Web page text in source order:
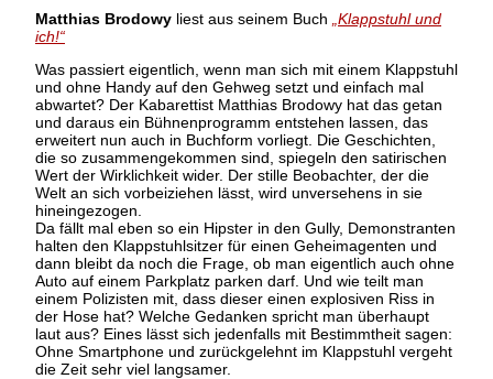
Matthias Brodowy liest aus seinem Buch
„Klappstuhl und
ich!“
Was passiert eigentlich, wenn man sich mit einem Klappstuhl
und ohne Handy auf den Gehweg setzt und einfach mal
abwartet? Der Kabarettist Matthias Brodowy hat das getan
und daraus ein Bühnenprogramm entstehen lassen, das
erweitert nun auch in Buchform vorliegt. Die Geschichten,
die so zusammengekommen sind, spiegeln den satirischen
Wert der Wirklichkeit wider. Der stille Beobachter, der die
Welt an sich vorbeiziehen lässt, wird unversehens in sie
hineingezogen.
Da fällt mal eben so ein Hipster in den Gully, Demonstranten
halten den Klappstuhlsitzer für einen Geheimagenten und
dann bleibt da noch die Frage, ob man eigentlich auch ohne
Auto auf einem Parkplatz parken darf. Und wie teilt man
einem Polizisten mit, dass dieser einen explosiven Riss in
der Hose hat? Welche Gedanken spricht man überhaupt
laut aus? Eines lässt sich jedenfalls mit Bestimmtheit sagen:
Ohne Smartphone und zurückgelehnt im Klappstuhl vergeht
die Zeit sehr viel langsamer.